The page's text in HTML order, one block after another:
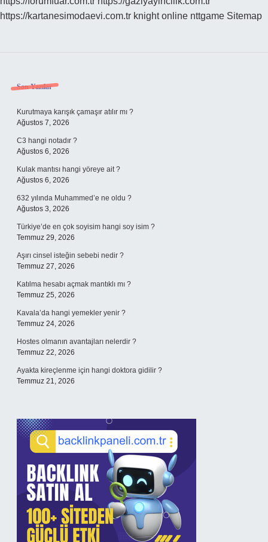
https://kartanesimodaevi.com.tr knight online nttgame Sitemap
Sidebar
Son Yazılar
Kurutmaya karışık çamaşır atılır mı ?
Ağustos 7, 2026
C3 hangi notadır ?
Ağustos 6, 2026
Kulak mantısı hangi yöreye ait ?
Ağustos 6, 2026
632 yılında Muhammed’e ne oldu ?
Ağustos 3, 2026
Türkiye’de en çok soyisim hangi soy isim ?
Temmuz 29, 2026
Aşırı cinsel isteğin sebebi nedir ?
Temmuz 27, 2026
Katılma hesabı açmak mantıklı mı ?
Temmuz 25, 2026
Kavala’da hangi yemekler yenir ?
Temmuz 24, 2026
Hostes olmanın avantajları nelerdir ?
Temmuz 22, 2026
Ayakta kireçlenme için hangi doktora gidilir ?
Temmuz 21, 2026